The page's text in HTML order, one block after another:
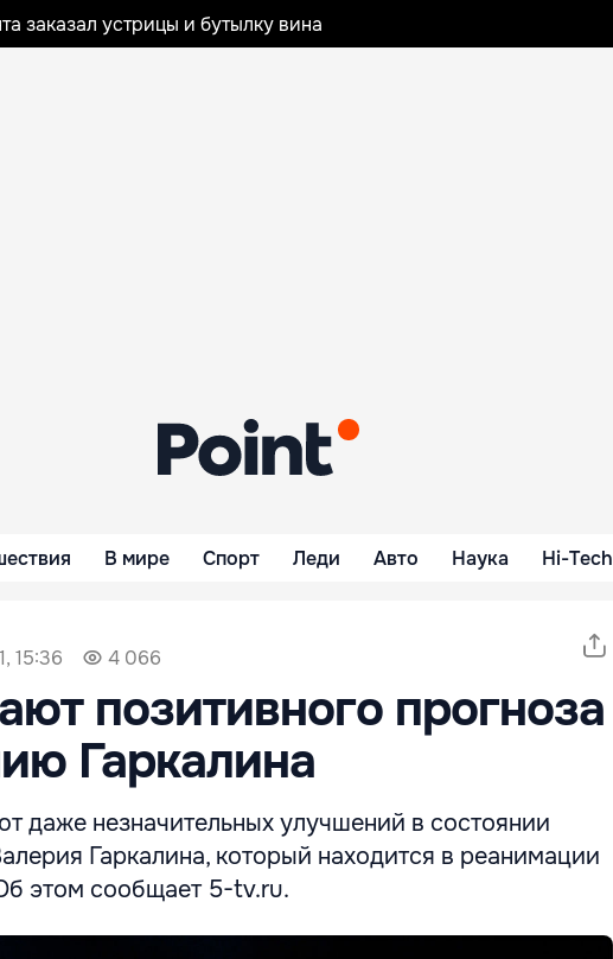
заказал устрицы и бутылку вина
В мире Спорт Леди Авто Наука Hi-Tech
15:36 4 066
позитивного прогноза
Гаркалина
даже незначительных улучшений в состоянии
Гаркалина, который находится в реанимации
этом сообщает 5-tv.ru.